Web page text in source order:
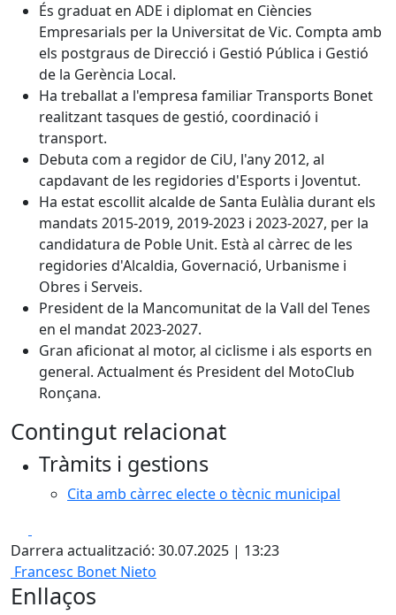
És graduat en ADE i diplomat en Ciències
Empresarials per la Universitat de Vic. Compta amb
els postgraus de Direcció i Gestió Pública i Gestió
de la Gerència Local.
Ha treballat a l'empresa familiar Transports Bonet
realitzant tasques de gestió, coordinació i
transport.
Debuta com a regidor de CiU, l'any 2012, al
capdavant de les regidories d'Esports i Joventut.
Ha estat escollit alcalde de Santa Eulàlia durant els
mandats 2015-2019, 2019-2023 i 2023-2027, per la
candidatura de Poble Unit. Està al càrrec de les
regidories d'Alcaldia, Governació, Urbanisme i
Obres i Serveis.
President de la Mancomunitat de la Vall del Tenes
en el mandat 2023-2027.
Gran aficionat al motor, al ciclisme i als esports en
general. Actualment és President del MotoClub
Ronçana.
Contingut relacionat
Tràmits i gestions
Cita amb càrrec electe o tècnic municipal
Darrera actualització: 30.07.2025 | 13:23
Francesc Bonet Nieto
Enllaços